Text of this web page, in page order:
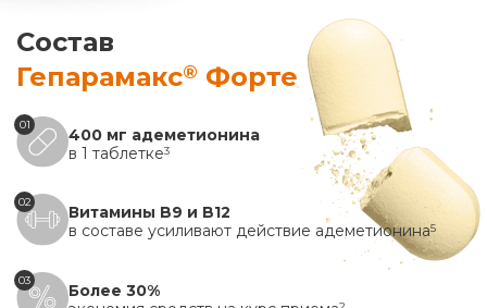
Состав
Гепарамакс® Форте
01
400 мг адеметионина
в 1 таблетке3
02
Витамины B9 и B12
в составе усиливают действие адеметионина5
03
Более 30%